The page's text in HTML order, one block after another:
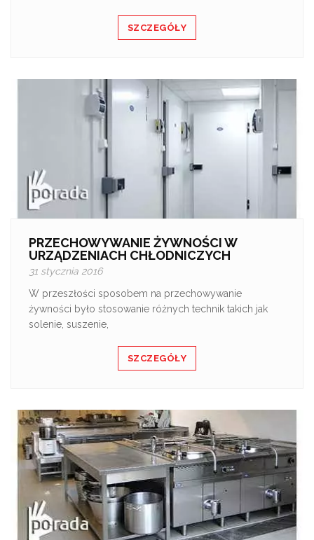
SZCZEGÓŁY
PRZECHOWYWANIE ŻYWNOŚCI W
URZĄDZENIACH CHŁODNICZYCH
31 stycznia 2016
W przeszłości sposobem na przechowywanie
żywności było stosowanie różnych technik takich jak
solenie, suszenie,
SZCZEGÓŁY